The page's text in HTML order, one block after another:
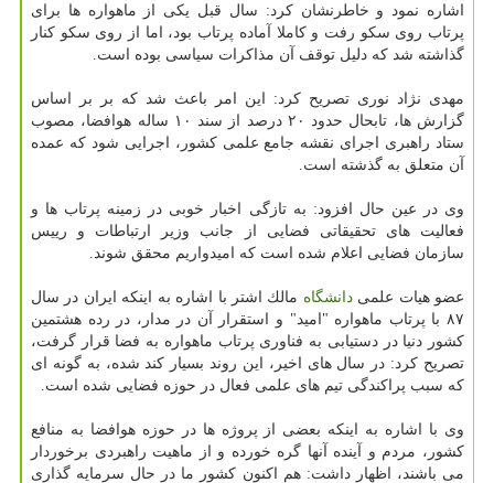
اشاره نمود و خاطرنشان كرد: سال قبل یكی از ماهواره ها برای
پرتاب روی سكو رفت و كاملا آماده پرتاب بود، اما از روی سكو كنار
گذاشته شد كه دلیل توقف آن مذاكرات سیاسی بوده است.
مهدی نژاد نوری تصریح كرد: این امر باعث شد كه بر بر اساس
گزارش ها، تابحال حدود ۲۰ درصد از سند ۱۰ ساله هوافضا، مصوب
ستاد راهبری اجرای نقشه جامع علمی كشور، اجرایی شود كه عمده
آن متعلق به گذشته است.
وی در عین حال افزود: به تازگی اخبار خوبی در زمینه پرتاب ها و
فعالیت های تحقیقاتی فضایی از جانب وزیر ارتباطات و رییس
سازمان فضایی اعلام شده است كه امیدواریم محقق شوند.
عضو هیات علمیدانشگاه مالك اشتر با اشاره به اینكه ایران در سال
۸۷ با پرتاب ماهواره "امید" و استقرار آن در مدار، در رده هشتمین
كشور دنیا در دستیابی به فناوری پرتاب ماهواره به فضا قرار گرفت،
تصریح كرد: در سال های اخیر، این روند بسیار كند شده، به گونه ای
كه سبب پراكندگی تیم های علمی فعال در حوزه فضایی شده است.
وی با اشاره به اینكه بعضی از پروژه ها در حوزه هوافضا به منافع
كشور، مردم و آینده آنها گره خورده و از ماهیت راهبردی برخوردار
می باشند، اظهار داشت: هم اكنون كشور ما در حال سرمایه گذاری